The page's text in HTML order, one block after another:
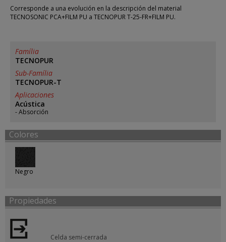
Corresponde a una evolución en la descripción del material
TECNOSONIC PCA+FILM PU a TECNOPUR T-25-FR+FILM PU.
Família
TECNOPUR
Sub-Família
TECNOPUR-T
Aplicaciones
Acústica
Absorción
Colores
Negro
Propiedades
Celda semi-cerrada